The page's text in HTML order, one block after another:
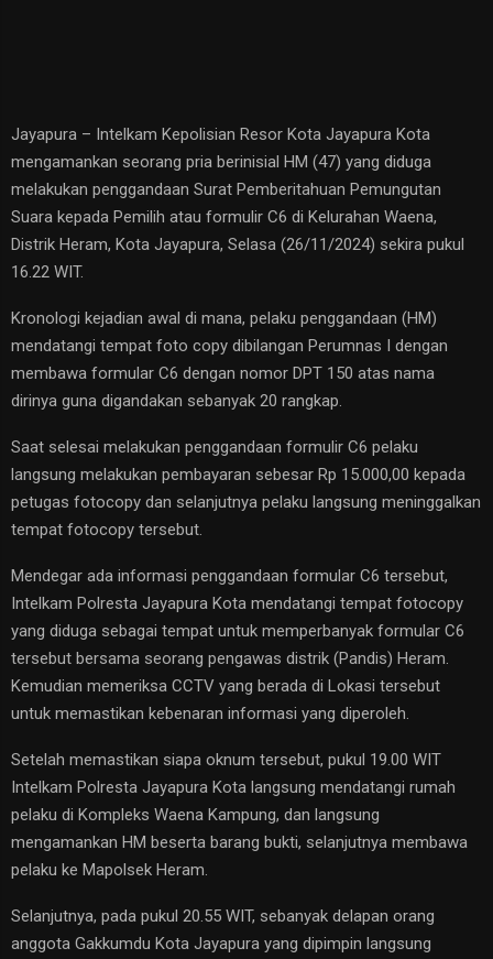
Jayapura – Intelkam Kepolisian Resor Kota Jayapura Kota
mengamankan seorang pria berinisial HM (47) yang diduga
melakukan penggandaan Surat Pemberitahuan Pemungutan
Suara kepada Pemilih atau formulir C6 di Kelurahan Waena,
Distrik Heram, Kota Jayapura, Selasa (26/11/2024) sekira pukul
16.22 WIT.
Kronologi kejadian awal di mana, pelaku penggandaan (HM)
mendatangi tempat foto copy dibilangan Perumnas I dengan
membawa formular C6 dengan nomor DPT 150 atas nama
dirinya guna digandakan sebanyak 20 rangkap.
Saat selesai melakukan penggandaan formulir C6 pelaku
langsung melakukan pembayaran sebesar Rp 15.000,00 kepada
petugas fotocopy dan selanjutnya pelaku langsung meninggalkan
tempat fotocopy tersebut.
Mendegar ada informasi penggandaan formular C6 tersebut,
Intelkam Polresta Jayapura Kota mendatangi tempat fotocopy
yang diduga sebagai tempat untuk memperbanyak formular C6
tersebut bersama seorang pengawas distrik (Pandis) Heram.
Kemudian memeriksa CCTV yang berada di Lokasi tersebut
untuk memastikan kebenaran informasi yang diperoleh.
Setelah memastikan siapa oknum tersebut, pukul 19.00 WIT
Intelkam Polresta Jayapura Kota langsung mendatangi rumah
pelaku di Kompleks Waena Kampung, dan langsung
mengamankan HM beserta barang bukti, selanjutnya membawa
pelaku ke Mapolsek Heram.
Selanjutnya, pada pukul 20.55 WIT, sebanyak delapan orang
anggota Gakkumdu Kota Jayapura yang dipimpin langsung